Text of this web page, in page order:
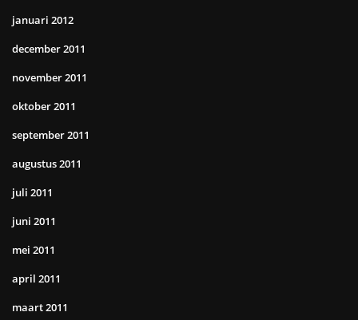
januari 2012
december 2011
november 2011
oktober 2011
september 2011
augustus 2011
juli 2011
juni 2011
mei 2011
april 2011
maart 2011